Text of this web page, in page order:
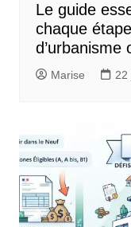
Le guide
chaque
d’urbanisme
Marise 22